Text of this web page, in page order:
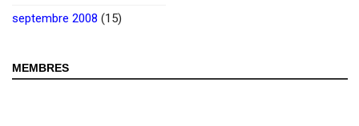
septembre 2008 (15)
MEMBRES